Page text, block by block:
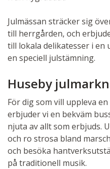
Julmässan sträcker sig
till herrgården, och
till lokala delikatesser i en
en speciell julstämning.
Huseby
För dig som vill uppleva
erbjuder vi en bekväm
njuta av allt som erbjuds.
och ro strosa bland
och besöka
på traditionell musik.